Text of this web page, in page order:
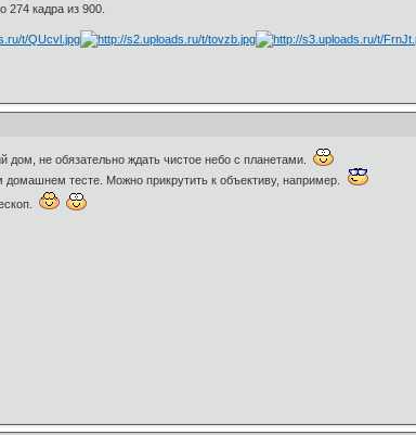
274 кадра из 900.
дом, не обязательно ждать чистое небо с планетами.
тесте. Можно прикрутить к объективу, например.